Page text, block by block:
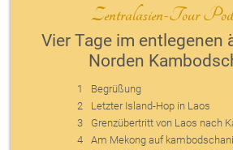
Zentralasien-Tour
Vier Tage im entlegenen
Norden
1
Begrüßung
2
Letzter Island-Hop in Laos
3
Grenzübertritt von Laos nach
4
Am Mekong auf